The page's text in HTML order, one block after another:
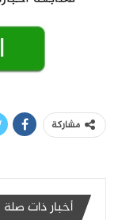
مشاركة
أخبار ذات صلة